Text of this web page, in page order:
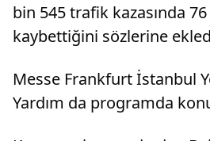
bin 545 trafik kazasında 76
kaybettiğini sözlerine
Messe Frankfurt İstanbul
Yardım da programda